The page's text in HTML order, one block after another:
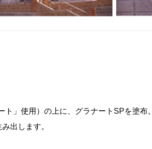
」使用）の上に、グラナートSPを塗布。
出します。